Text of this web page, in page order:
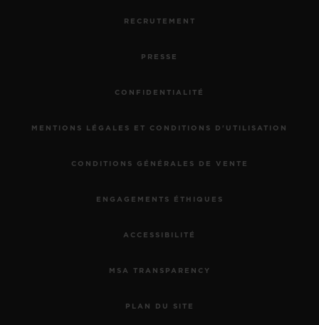
RECRUTEMENT
PRESSE
CONFIDENTIALITÉ
MENTIONS LÉGALES ET CONDITIONS D'UTILISATION
CONDITIONS GÉNÉRALES DE VENTE
ENGAGEMENTS ÉTHIQUES
ACCESSIBILITÉ
MSA TRANSPARENCY
PLAN DU SITE